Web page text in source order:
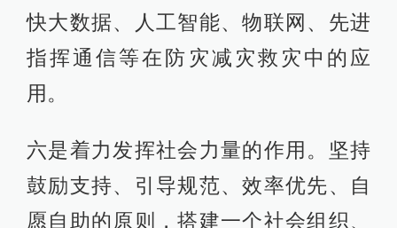
快大数据、人工智能、物联网、先进
指挥通信等在防灾减灾救灾中的应
用。
六是着力发挥社会力量的作用。坚持
鼓励支持、引导规范、效率优先、自
愿自助的原则，搭建一个社会组织、